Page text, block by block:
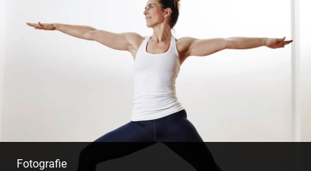
Mode|Menschen|Magazin
Fotografie